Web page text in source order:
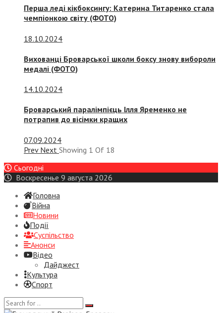
Перша леді кікбоксингу: Катерина Титаренко стала
чемпіонкою світу (ФОТО)
18.10.2024
Вихованці Броварської школи боксу знову вибороли
медалі (ФОТО)
14.10.2024
Броварський паралімпієць Ілля Яременко не
потрапив до вісімки кращих
07.09.2024
Prev Next Showing 1 Of 18
Сьогодні
Воскресенье 9 августа 2026
Головна
Війна
Новини
Події
Суспiльство
Анонси
Відео
Дайджест
Культура
Спорт